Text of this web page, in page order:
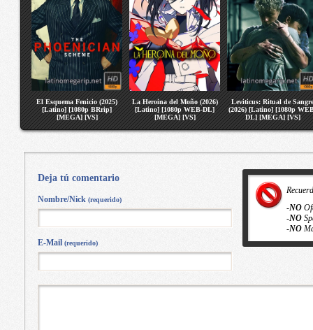
El Esquema Fenicio (2025)
[Latino] [1080p BRrip]
[MEGA] [VS]
La Heroina del Moño (2026)
[Latino] [1080p WEB-DL]
[MEGA] [VS]
Leviticus: Ritual de Sangre
(2026) [Latino] [1080p
DL] [MEGA] [VS]
-NO
-NO
-NO
Deja tú comentario
Nombre/Nick (requerido)
E-Mail (requerido)